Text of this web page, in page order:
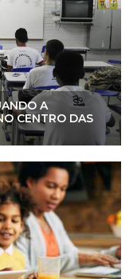
A
CENTRO DAS